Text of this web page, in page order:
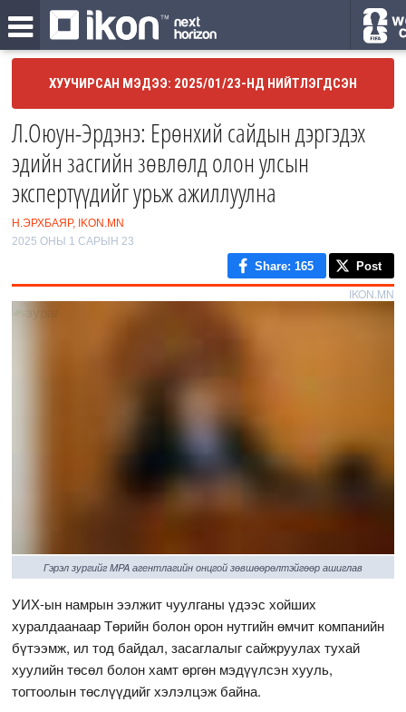
ХУУЧИРСАН МЭДЭЭ: 2025/01/23-НД НИЙТЛЭГДСЭН
Л.Оюун-Эрдэнэ: Ерөнхий сайдын дэргэдэх
эдийн засгийн зөвлөлд олон улсын
экспертүүдийг урьж ажиллуулна
Н.ЭРХБАЯР, IKON.MN
2025 ОНЫ 1 САРЫН 23
Share: 165 Post
IKON.MN
Гэрэл зургийг MPA агентлагийн онцгой зөвшөөрөлтэйгөөр ашиглав
УИХ-ын намрын ээлжит чуулганы үдээс хойших
хуралдаанаар Төрийн болон орон нутгийн өмчит компанийн
бүтээмж, ил тод байдал, засаглалыг сайжруулах тухай
хуулийн төсөл болон хамт өргөн мэдүүлсэн хууль,
тогтоолын төслүүдийг хэлэлцэж байна.